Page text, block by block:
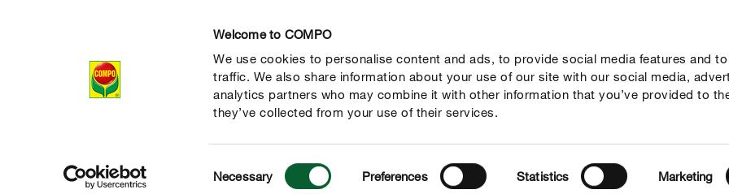
Welcome to COMPO
We use cookies to personalise content and ads, to provide social media features and
traffic. We also share information about your use of our site with our social media,
analytics partners who may combine it with other information that you’ve provided to
they’ve collected from your use of their services.
Selection
Necessary Preferences Statistics Marketing
Producten Advies Thema's Tot je dienst Onderneming
COMPOAdvies Plantenverzorging Tuin & tuinplanten